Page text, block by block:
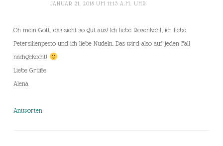
JANUAR 21, 2018 UM 11:13 A.M. UHR
Oh mein Gott, das sieht so gut aus! Ich liebe Rosenkohl, ich liebe
Petersilienpesto und ich liebe Nudeln. Das wird also auf jeden Fall
nachgekocht!
Liebe Grüße
Alena
Antworten